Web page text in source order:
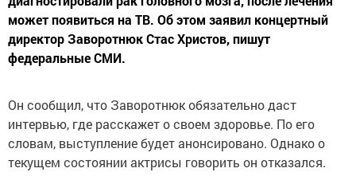
может появиться на ТВ. Об этом заявил концертный
директор Заворотнюк Стас Христов, пишут
федеральные СМИ.
Он сообщил, что Заворотнюк обязательно даст
интервью, где расскажет о своем здоровье. По его
словам, выступление будет анонсировано. Однако о
текущем состоянии актрисы говорить он отказался.